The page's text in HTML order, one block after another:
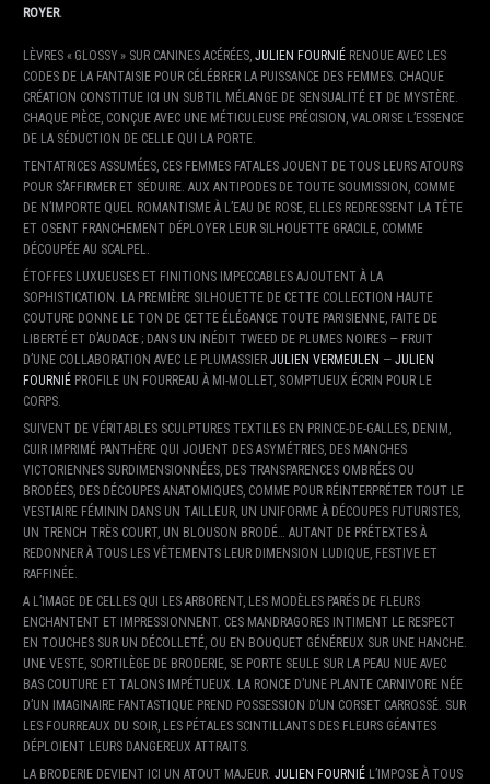
ROYER.
LÈVRES « GLOSSY » SUR CANINES ACÉRÉES,JULIEN FOURNIÉRENOUE AVEC LES
CODES DE LA FANTAISIE POUR CÉLÉBRER LA PUISSANCE DES FEMMES. CHAQUE
CRÉATION CONSTITUE ICI UN SUBTIL MÉLANGE DE SENSUALITÉ ET DE MYSTÈRE.
CHAQUE PIÈCE, CONÇUE AVEC UNE MÉTICULEUSE PRÉCISION, VALORISE L’ESSENCE
DE LA SÉDUCTION DE CELLE QUI LA PORTE.
TENTATRICES ASSUMÉES, CES FEMMES FATALES JOUENT DE TOUS LEURS ATOURS
POUR S’AFFIRMER ET SÉDUIRE. AUX ANTIPODES DE TOUTE SOUMISSION, COMME
DE N’IMPORTE QUEL ROMANTISME À L’EAU DE ROSE, ELLES REDRESSENT LA TÊTE
ET OSENT FRANCHEMENT DÉPLOYER LEUR SILHOUETTE GRACILE, COMME
DÉCOUPÉE AU SCALPEL.
ÉTOFFES LUXUEUSES ET FINITIONS IMPECCABLES AJOUTENT À LA
SOPHISTICATION. LA PREMIÈRE SILHOUETTE DE CETTE COLLECTION HAUTE
COUTURE DONNE LE TON DE CETTE ÉLÉGANCE TOUTE PARISIENNE, FAITE DE
LIBERTÉ ET D’AUDACE ; DANS UN INÉDIT TWEED DE PLUMES NOIRES — FRUIT
D’UNE COLLABORATION AVEC LE PLUMASSIERJULIEN VERMEULEN —JULIEN
FOURNIÉPROFILE UN FOURREAU À MI-MOLLET, SOMPTUEUX ÉCRIN POUR LE
CORPS.
SUIVENT DE VÉRITABLES SCULPTURES TEXTILES EN PRINCE-DE-GALLES, DENIM,
CUIR IMPRIMÉ PANTHÈRE QUI JOUENT DES ASYMÉTRIES, DES MANCHES
VICTORIENNES SURDIMENSIONNÉES, DES TRANSPARENCES OMBRÉES OU
BRODÉES, DES DÉCOUPES ANATOMIQUES, COMME POUR RÉINTERPRÉTER TOUT LE
VESTIAIRE FÉMININ DANS UN TAILLEUR, UN UNIFORME À DÉCOUPES FUTURISTES,
UN TRENCH TRÈS COURT, UN BLOUSON BRODÉ… AUTANT DE PRÉTEXTES À
REDONNER À TOUS LES VÊTEMENTS LEUR DIMENSION LUDIQUE, FESTIVE ET
RAFFINÉE.
A L’IMAGE DE CELLES QUI LES ARBORENT, LES MODÈLES PARÉS DE FLEURS
ENCHANTENT ET IMPRESSIONNENT. CES MANDRAGORES INTIMENT LE RESPECT
EN TOUCHES SUR UN DÉCOLLETÉ, OU EN BOUQUET GÉNÉREUX SUR UNE HANCHE.
UNE VESTE, SORTILÈGE DE BRODERIE, SE PORTE SEULE SUR LA PEAU NUE AVEC
BAS COUTURE ET TALONS IMPÉTUEUX. LA RONCE D’UNE PLANTE CARNIVORE NÉE
D’UN IMAGINAIRE FANTASTIQUE PREND POSSESSION D’UN CORSET CARROSSÉ. SUR
LES FOURREAUX DU SOIR, LES PÉTALES SCINTILLANTS DES FLEURS GÉANTES
DÉPLOIENT LEURS DANGEREUX ATTRAITS.
LA BRODERIE DEVIENT ICI UN ATOUT MAJEUR. JULIEN FOURNIÉL’IMPOSE À TOUS